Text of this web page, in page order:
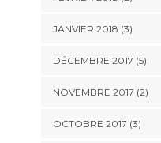
JANVIER 2018 (3)
DÉCEMBRE 2017 (5)
NOVEMBRE 2017 (2)
OCTOBRE 2017 (3)